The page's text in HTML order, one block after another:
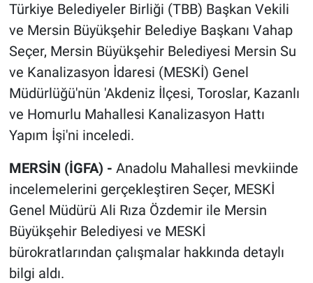
Türkiye Belediyeler Birliği (TBB) Başkan Vekili
ve Mersin Büyükşehir Belediye Başkanı Vahap
Seçer, Mersin Büyükşehir Belediyesi Mersin Su
ve Kanalizasyon İdaresi (MESKİ) Genel
Müdürlüğü'nün 'Akdeniz İlçesi, Toroslar, Kazanlı
ve Homurlu Mahallesi Kanalizasyon Hattı
Yapım İşi'ni inceledi.
MERSİN (İGFA) - Anadolu Mahallesi mevkiinde
incelemelerini gerçekleştiren Seçer, MESKİ
Genel Müdürü Ali Rıza Özdemir ile Mersin
Büyükşehir Belediyesi ve MESKİ
bürokratlarından çalışmalar hakkında detaylı
bilgi aldı.